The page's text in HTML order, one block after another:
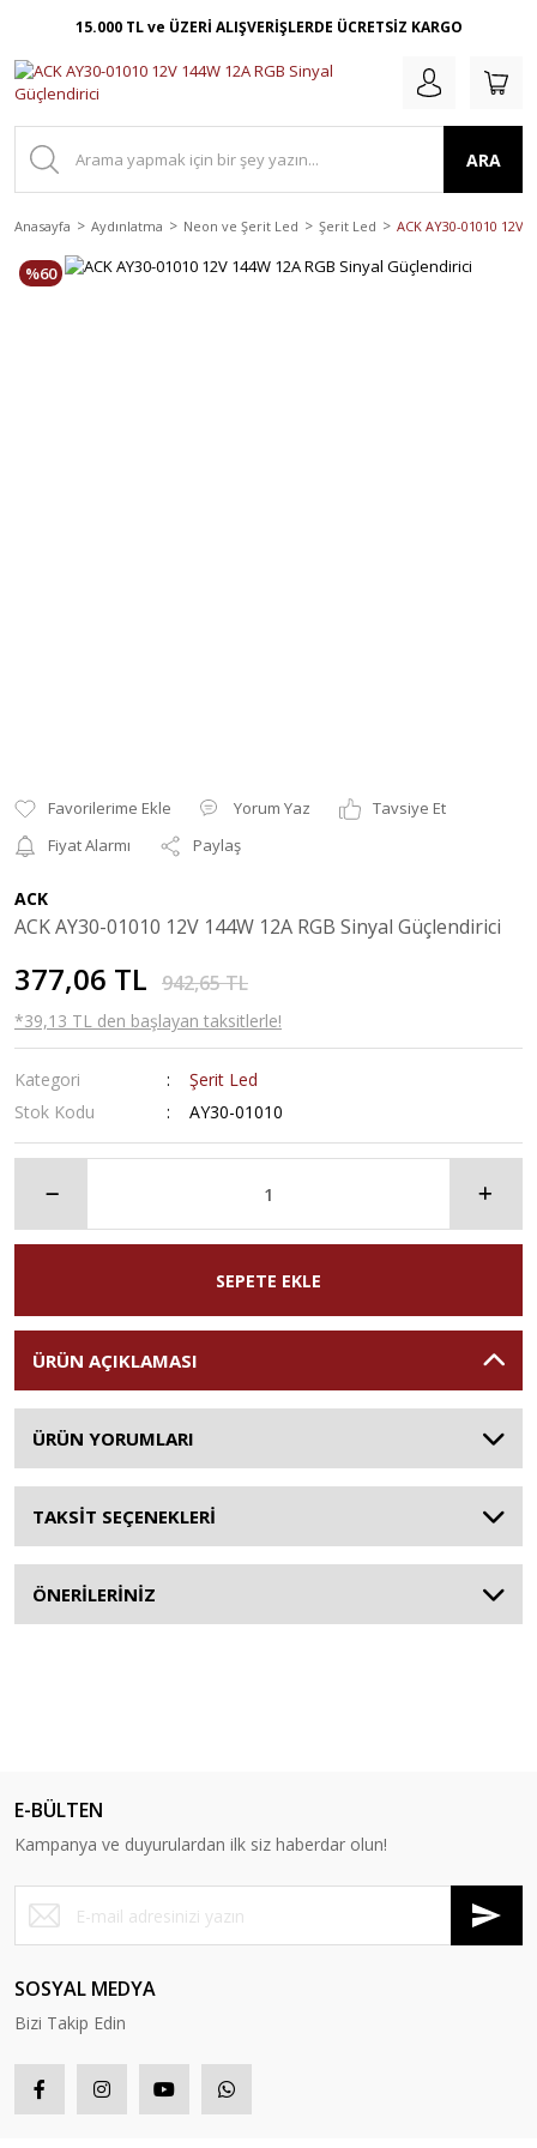
15.000 TL ve ÜZERİ ALIŞVERİŞLERDE ÜCRETSİZ KARGO
ARA
Anasayfa Aydınlatma Neon ve Şerit Led Şerit Led ACK AY30-01010 12V
%60
Yorum Yaz
Tavsiye Et
Fiyat Alarmı
Paylaş
ACK
ACK AY30-01010 12V 144W 12A RGB Sinyal Güçlendirici
377,06 TL 942,65 TL
*39,13 TL den başlayan taksitlerle!
Kategori
Şerit Led
Stok Kodu
AY30-01010
SEPETE EKLE
ÜRÜN AÇIKLAMASI
ÜRÜN YORUMLARI
TAKSİT SEÇENEKLERİ
ÖNERİLERİNİZ
E-BÜLTEN
Kampanya ve duyurulardan ilk siz haberdar olun!
SOSYAL MEDYA
Bizi Takip Edin